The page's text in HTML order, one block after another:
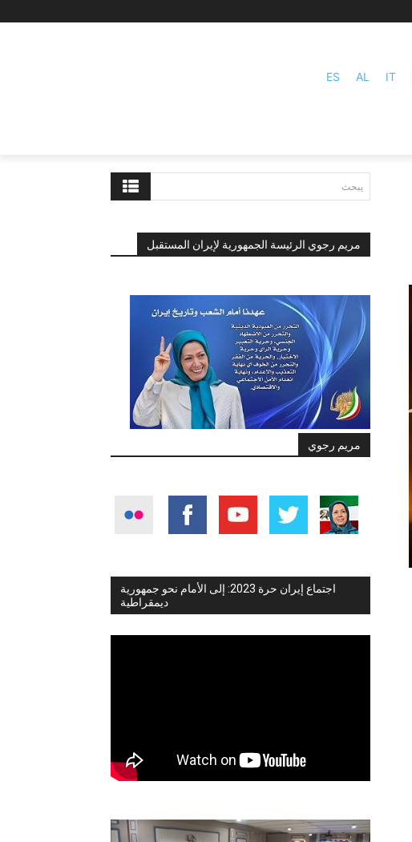
ES AL IT
يبحث
مريم رجوي الرئيسة الجمهورية لإيران المستقبل
مريم رجوي
اجتماع إيران حرة 2023: إلى الأمام نحو جمهورية
ديمقراطية